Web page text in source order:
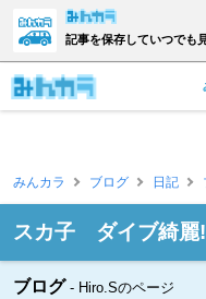
記事を保存していつでも
みんカラ ブログ 日記
スカ子 ダイブ綺麗
ブログ Hiro.Sのページ